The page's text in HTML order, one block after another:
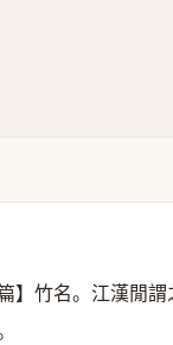
】竹名。江漢閒